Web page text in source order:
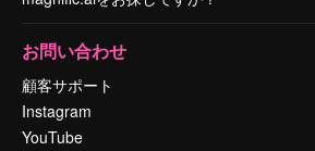
お問い合わせ
顧客サポート
Instagram
YouTube